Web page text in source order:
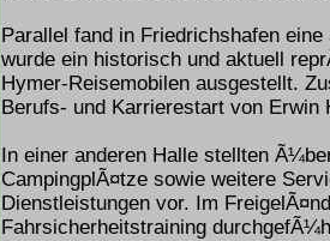
Parallel fand in Friedrichshafen
wurde ein historisch und aktuell
Hymer-Reisemobilen ausgestellt.
Berufs- und Karrierestart von Erwin
In einer anderen Halle stellten
CampingplÃ¤tze sowie weitere
Dienstleistungen vor. Im
Fahrsicherheitstraining